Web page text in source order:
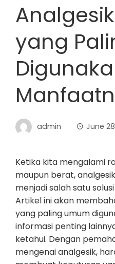
yang
admin June
Ketika kita mengalami
maupun berat,
menjadi salah satu
Artikel ini akan
yang paling umum
informasi penting
ketahui. Dengan
mengenai analgesik,